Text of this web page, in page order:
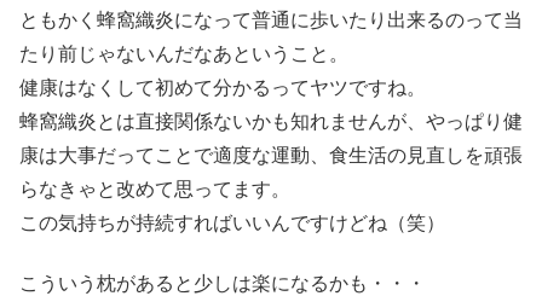
ともかく蜂窩織炎になって普通に歩いたり出来るのって当
たり前じゃないんだなあということ。
健康はなくして初めて分かるってヤツですね。
蜂窩織炎とは直接関係ないかも知れませんが、やっぱり健
康は大事だってことで適度な運動、食生活の見直しを頑張
らなきゃと改めて思ってます。
この気持ちが持続すればいいんですけどね（笑）
こういう枕があると少しは楽になるかも・・・